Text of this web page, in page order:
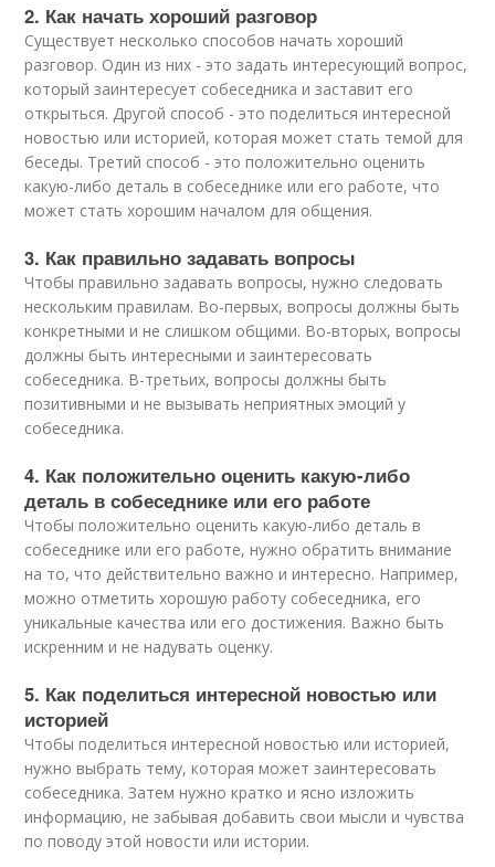
2. Как начать хороший разговор
Существует несколько способов начать хороший
разговор. Один из них - это задать интересующий вопрос,
который заинтересует собеседника и заставит его
открыться. Другой способ - это поделиться интересной
новостью или историей, которая может стать темой для
беседы. Третий способ - это положительно оценить
какую-либо деталь в собеседнике или его работе, что
может стать хорошим началом для общения.
3. Как правильно задавать вопросы
Чтобы правильно задавать вопросы, нужно следовать
нескольким правилам. Во-первых, вопросы должны быть
конкретными и не слишком общими. Во-вторых, вопросы
должны быть интересными и заинтересовать
собеседника. В-третьих, вопросы должны быть
позитивными и не вызывать неприятных эмоций у
собеседника.
4. Как положительно оценить какую-либо
деталь в собеседнике или его работе
Чтобы положительно оценить какую-либо деталь в
собеседнике или его работе, нужно обратить внимание
на то, что действительно важно и интересно. Например,
можно отметить хорошую работу собеседника, его
уникальные качества или его достижения. Важно быть
искренним и не надувать оценку.
5. Как поделиться интересной новостью или
историей
Чтобы поделиться интересной новостью или историей,
нужно выбрать тему, которая может заинтересовать
собеседника. Затем нужно кратко и ясно изложить
информацию, не забывая добавить свои мысли и чувства
по поводу этой новости или истории.